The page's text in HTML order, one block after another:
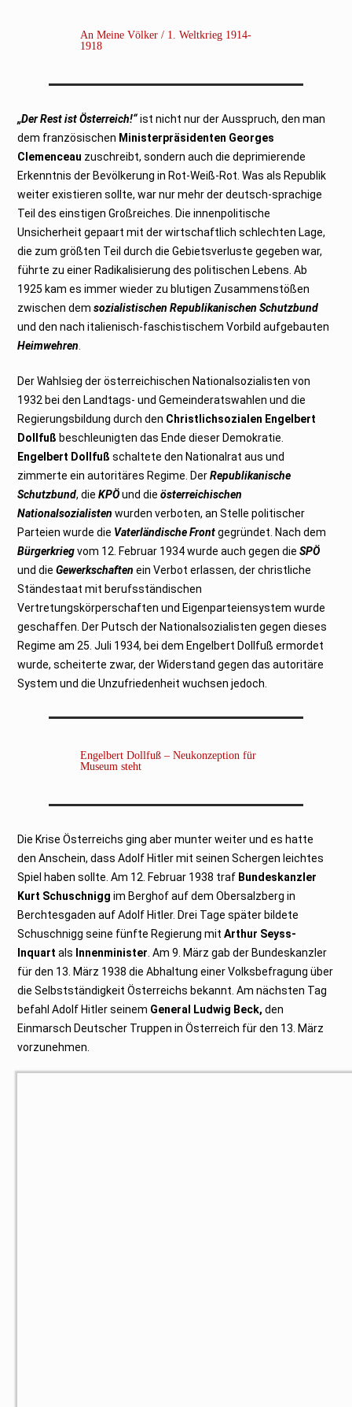
An Meine Völker / 1. Weltkrieg 1914-
1918
„Der Rest ist Österreich!“ist nicht nur der Ausspruch, den man
dem französischen Ministerpräsidenten Georges
Clemenceau zuschreibt, sondern auch die deprimierende
Erkenntnis der Bevölkerung in Rot-Weiß-Rot. Was als Republik
weiter existieren sollte, war nur mehr der deutsch-sprachige
Teil des einstigen Großreiches. Die innenpolitische
Unsicherheit gepaart mit der wirtschaftlich schlechten Lage,
die zum größten Teil durch die Gebietsverluste gegeben war,
führte zu einer Radikalisierung des politischen Lebens. Ab
1925 kam es immer wieder zu blutigen Zusammenstößen
zwischen demsozialistischen Republikanischen Schutzbund
und den nach italienisch-faschistischem Vorbild aufgebauten
Heimwehren
Der Wahlsieg der österreichischen Nationalsozialisten von
1932 bei den Landtags- und Gemeinderatswahlen und die
Regierungsbildung durch den Christlichsozialen Engelbert
Dollfuß beschleunigten das Ende dieser Demokratie.
Engelbert Dollfuß schaltete den Nationalrat aus und
zimmerte ein autoritäres Regime. DerRepublikanische
Schutzbund, dieKPÖund dieösterreichischen
Nationalsozialisten wurden verboten, an Stelle politischer
Parteien wurde die Vaterländische Frontgegründet. Nach dem
Bürgerkriegvom 12. Februar 1934 wurde auch gegen dieSPÖ
und dieGewerkschaften ein Verbot erlassen, der christliche
Ständestaat mit berufsständischen
Vertretungskörperschaften und Eigenparteiensystem wurde
geschaffen. Der Putsch der Nationalsozialisten gegen dieses
Regime am 25. Juli 1934, bei dem Engelbert Dollfuß ermordet
wurde, scheiterte zwar, der Widerstand gegen das autoritäre
System und die Unzufriedenheit wuchsen jedoch.
Engelbert Dollfuß – Neukonzeption für
Museum steht
Die Krise Österreichs ging aber munter weiter und es hatte
den Anschein, dass Adolf Hitler mit seinen Schergen leichtes
Spiel haben sollte. Am 12. Februar 1938 traf Bundeskanzler
Kurt Schuschnigg im Berghof auf dem Obersalzberg in
Berchtesgaden auf Adolf Hitler. Drei Tage später bildete
Schuschnigg seine fünfte Regierung mitArthur Seyss-
Inquart als Innenminister . Am 9. März gab der Bundeskanzler
für den 13. März 1938 die Abhaltung einer Volksbefragung über
die Selbstständigkeit Österreichs bekannt. Am nächsten Tag
befahl Adolf Hitler seinem General Ludwig Beck, den
Einmarsch Deutscher Truppen in Österreich für den 13. März
vorzunehmen.